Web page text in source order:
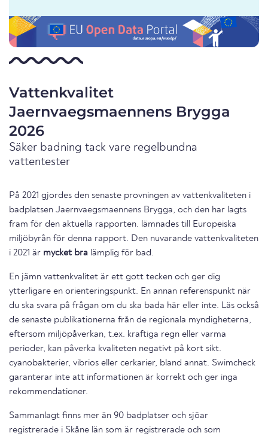
Vattenkvalitet
Jaernvaegsmaennens Brygga
2026
Säker badning tack vare regelbundna
vattentester
På 2021 gjordes den senaste provningen av vattenkvaliteten i
badplatsen Jaernvaegsmaennens Brygga, och den har lagts
fram för den aktuella rapporten. lämnades till Europeiska
miljöbyrån för denna rapport. Den nuvarande vattenkvaliteten
i 2021 är mycket bra lämplig för bad.
En jämn vattenkvalitet är ett gott tecken och ger dig
ytterligare en orienteringspunkt. En annan referenspunkt när
du ska svara på frågan om du ska bada här eller inte. Läs också
de senaste publikationerna från de regionala myndigheterna,
eftersom miljöpåverkan, t.ex. kraftiga regn eller varma
perioder, kan påverka kvaliteten negativt på kort sikt.
cyanobakterier, vibrios eller cerkarier, bland annat. Swimcheck
garanterar inte att informationen är korrekt och ger inga
rekommendationer.
Sammanlagt finns mer än 90 badplatser och sjöar
registrerade i Skåne län som är registrerade och som